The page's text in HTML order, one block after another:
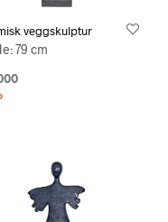
veggskulptur
79 cm